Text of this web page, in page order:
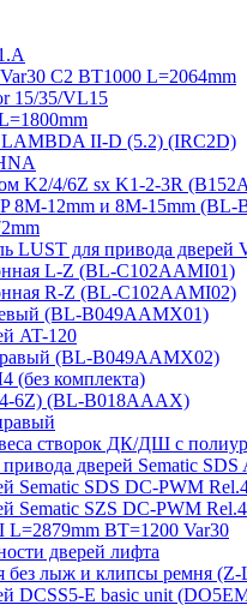
C2 BT1000 L=2064mm
15/35/VL15
LAMBDA II-D (5.2) (IRC2D)
K2/4/6Z sx K1-2-3R
8M-12mm и 8M-15mm
LUST для привода дверей
L-Z (BL-C102AAMI01)
R-Z (BL-C102AAMI02)
(BL-B049AAMX01)
AT-120
(BL-B049AAMX02)
комплекта)
6Z) (BL-B018AAAX)
створок ДК/ДШ с
привода дверей Sematiс
Sematic SDS DC-PWM
Sematic SZS DC-PWM Rel.4
BT=1200 Var30
дверей лифта
без лыж и клипсы ремня (Z-
DCSS5-E basic unit